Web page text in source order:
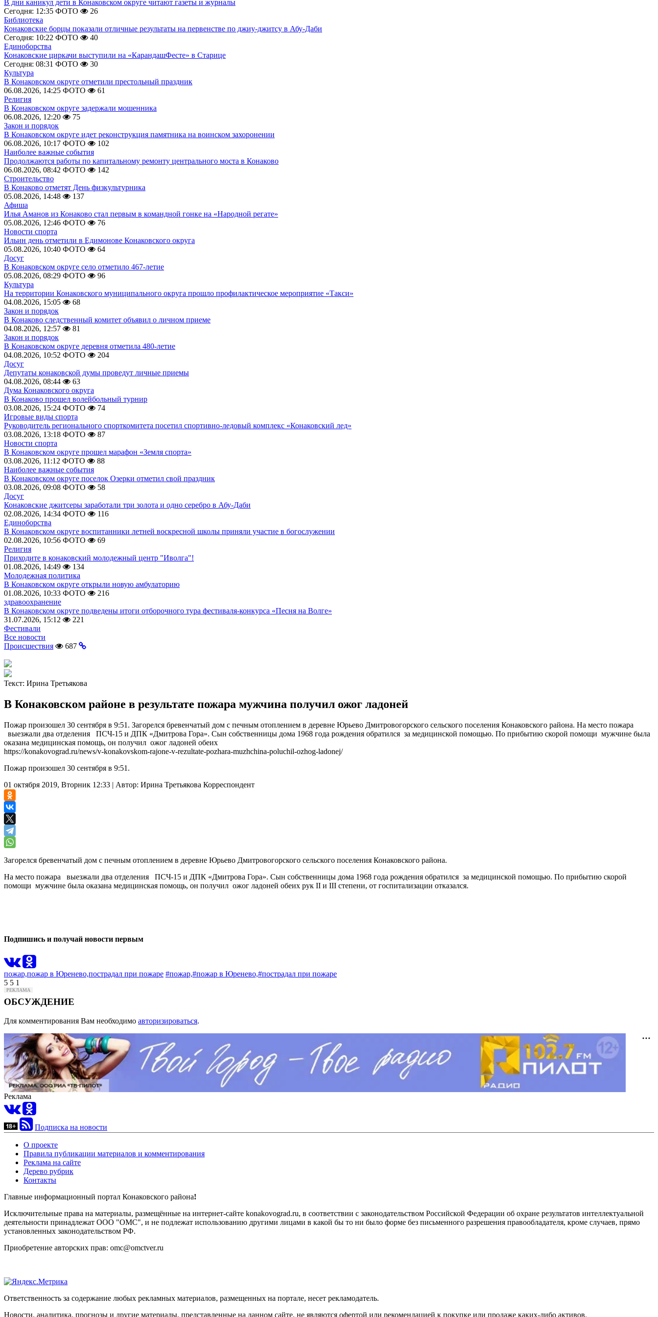
В дни каникул дети в Конаковском округе читают газеты и журналы
Сегодня: 12:35 ФОТО
26
Библиотека
Конаковские борцы показали отличные результаты на первенстве по джиу-джитсу в Абу-Даби
Сегодня: 10:22 ФОТО
40
Единоборства
Конаковские циркачи выступили на «КарандашФесте» в Старице
Сегодня: 08:31 ФОТО
30
Культура
В Конаковском округе отметили престольный праздник
06.08.2026, 14:25 ФОТО
61
Религия
В Конаковском округе задержали мошенника
06.08.2026, 12:20
75
Закон и порядок
В Конаковском округе идет реконструкция памятника на воинском захоронении
06.08.2026, 10:17 ФОТО
102
Наиболее важные события
Продолжаются работы по капитальному ремонту центрального моста в Конаково
06.08.2026, 08:42 ФОТО
142
Строительство
В Конаково отметят День физкультурника
05.08.2026, 14:48
137
Афиша
Илья Аманов из Конаково стал первым в командной гонке на «Народной регате»
05.08.2026, 12:46 ФОТО
76
Новости спорта
Ильин день отметили в Едимонове Конаковского округа
05.08.2026, 10:40 ФОТО
64
Досуг
В Конаковском округе село отметило 467-летие
05.08.2026, 08:29 ФОТО
96
Культура
На территории Конаковского муниципального округа прошло профилактическое мероприятие «Такси»
04.08.2026, 15:05
68
Закон и порядок
В Конаково следственный комитет объявил о личном приеме
04.08.2026, 12:57
81
Закон и порядок
В Конаковском округе деревня отметила 480-летие
04.08.2026, 10:52 ФОТО
204
Досуг
Депутаты конаковской думы проведут личные приемы
04.08.2026, 08:44
63
Дума Конаковского округа
В Конаково прошел волейбольный турнир
03.08.2026, 15:24 ФОТО
74
Игровые виды спорта
Руководитель регионального спорткомитета посетил спортивно-ледовый комплекс «Конаковский лед»
03.08.2026, 13:18 ФОТО
87
Новости спорта
В Конаковском округе прошел марафон «Земля спорта»
03.08.2026, 11:12 ФОТО
88
Наиболее важные события
В Конаковском округе поселок Озерки отметил свой праздник
03.08.2026, 09:08 ФОТО
58
Досуг
Конаковские джитсеры заработали три золота и одно серебро в Абу-Даби
02.08.2026, 14:34 ФОТО
116
Единоборства
В Конаковском округе воспитанники летней воскресной школы приняли участие в богослужении
02.08.2026, 10:56 ФОТО
69
Религия
Приходите в конаковский молодежный центр "Иволга"!
01.08.2026, 14:49
134
Молодежная политика
В Конаковском округе открыли новую амбулаторию
01.08.2026, 10:33 ФОТО
216
здравоохранение
В Конаковском округе подведены итоги отборочного тура фестиваля-конкурса «Песня на Волге»
31.07.2026, 15:12
221
Фестивали
Все новости
Происшествия
687
Текст: Ирина Третьякова
В Конаковском районе в результате пожара мужчина получил ожог ладоней
Пожар произошел 30 сентября в 9:51. Загорелся бревенчатый дом с печным отоплением в деревне Юрьево Дмитровогорского сельского поселения Конаковского района. На место пожара
выезжали два отделения ПСЧ-15 и ДПК «Дмитрова Гора». Сын собственницы дома 1968 года рождения обратился за медицинской помощью. По прибытию скорой помощи мужчине была
оказана медицинская помощь, он получил ожог ладоней обеих
https://konakovograd.ru/news/v-konakovskom-rajone-v-rezultate-pozhara-muzhchina-poluchil-ozhog-ladonej/
Пожар произошел 30 сентября в 9:51.
01 октября 2019, Вторник 12:33 | Автор: Ирина Третьякова Корреспондент
Загорелся бревенчатый дом с печным отоплением в деревне Юрьево Дмитровогорского сельского поселения Конаковского района.
На место пожара выезжали два отделения ПСЧ-15 и ДПК «Дмитрова Гора». Сын собственницы дома 1968 года рождения обратился за медицинской помощью. По прибытию скорой
помощи мужчине была оказана медицинская помощь, он получил ожог ладоней обеих рук II и III степени, от госпитализации отказался.
Подпишись и получай новости первым
пожар,пожар в Юренево,пострадал при пожаре #пожар,#пожар в Юренево,#пострадал при пожаре
5 5 1
ОБСУЖДЕНИЕ
Для комментирования Вам необходимо авторизироваться.
Реклама
Подписка на новости
О проекте
Правила публикации материалов и комментирования
Реклама на сайте
Дерево рубрик
Контакты
Главные информационный портал Конаковского района!
Исключительные права на материалы, размещённые на интернет-сайте konakovograd.ru, в соответствии с законодательством Российской Федерации об охране результатов интеллектуальной
деятельности принадлежат ООО "ОМС", и не подлежат использованию другими лицами в какой бы то ни было форме без письменного разрешения правообладателя, кроме случаев, прямо
установленных законодательством РФ.
Приобретение авторских прав: omc@omctver.ru
Ответственность за содержание любых рекламных материалов, размещенных на портале, несет рекламодатель.
Новости, аналитика, прогнозы и другие материалы, представленные на данном сайте, не являются офертой или рекомендацией к покупке или продаже каких-либо активов.